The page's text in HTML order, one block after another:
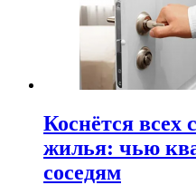
Коснётся всех
жилья: чью
соседям